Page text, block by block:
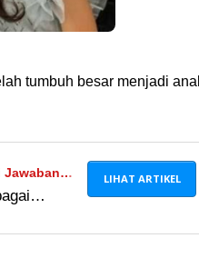
tumbuh besar menjadi
Jawaban
LIHAT ARTIKEL